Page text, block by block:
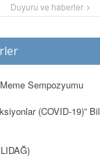
Duyuru ve haberler
Sempozyumu
(COVID-19)”